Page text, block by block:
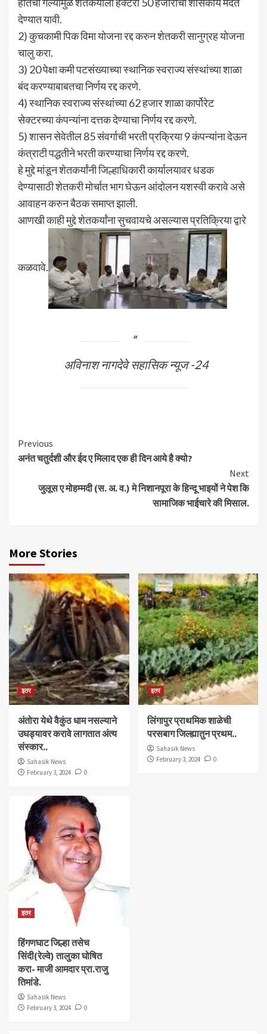
देण्यात यावी.
2) कुचकामी पिक विमा योजना रद्द करुन शेतकरी सानुग्रह योजना
चालु करा.
3) 20 पेक्षा कमी पटसंख्याच्या स्थानिक स्वराज्य संस्थांच्या शाळा
बंद करण्याबाबतचा निर्णय रद्द करणे.
4) स्थानिक स्वराज्य संस्थांच्या 62 हजार शाळा कार्पोरेट
सेक्टरच्या कंपन्यांना दत्तक देण्याचा निर्णय रद्द करणे.
5) शासन सेवेतील 85 संवर्गाची भरती प्रक्रिया 9 कंपन्यांना देऊन
कंत्राटी पद्धतीने भरती करण्याचा निर्णय रद्द करणे.
हे मुद्दे मांडून शेतकर्यांनी जिल्हाधिकारी कार्यालयावर धडक
देण्यासाठी शेतकरी मोर्चात भाग घेऊन आंदोलन यशस्वी करावे असे
आवाहन करुन बैठक समाप्त झाली.
आणखी काही मुद्दे शेतकर्यांना सुचवायचे असल्यास प्रतिक्रिया द्वारे
कळवावे.
अविनाश नागदेवे सहासिक न्यूज -24
Continue
Reading
Previous
अनंत चतुर्दशी और ईद ए मिलाद एक ही दिन आये है क्यो?
Next
जुलूस ए मोहम्मदी (स. अ. व.) मे निशानपूरा के हिन्दू भाइयों ने पेश कि
सामाजिक भाईचारे की मिसाल.
More Stories
इतर
अंतोरा येथे वैकुंठ धाम नसल्याने
उघड्यावर करावे लागतात अंत्य
संस्कार..
Sahasik News
February 3, 2024
0
इतर
लिंगापुर प्राथमिक शाळेची
परसबाग जिल्ह्यातुन प्रथम..
Sahasik News
February 3, 2024
0
इतर
हिंगणघाट जिल्हा तसेच
सिंदी(रेल्वे) तालुका घोषित
करा- माजी आमदार प्रा.राजु
तिमांडे.
Sahasik News
February 3, 2024
0